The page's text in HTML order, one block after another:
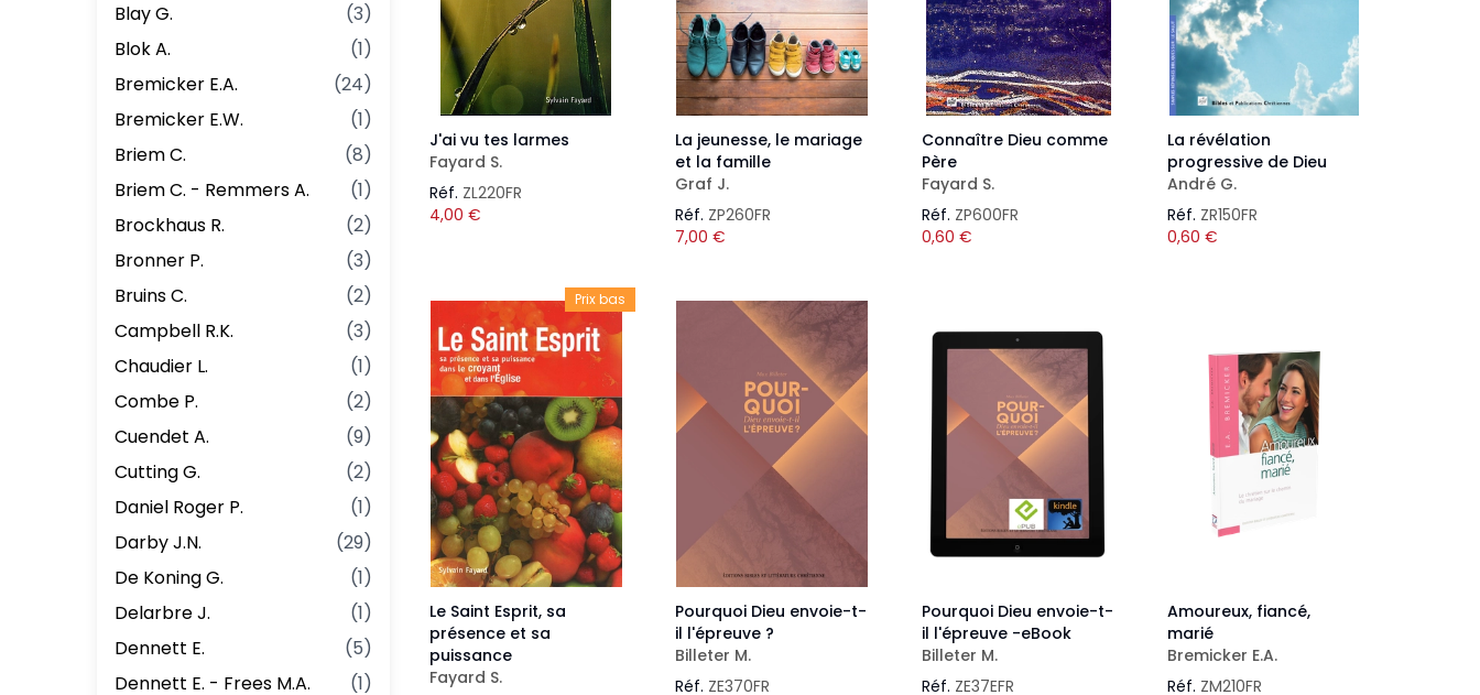
Blay G.
(3)
Blok A.
(1)
Bremicker E.A.
(24)
Bremicker E.W.
(1)
Briem C.
(8)
Briem C. - Remmers A.
(1)
Brockhaus R.
(2)
Bronner P.
(3)
Bruins C.
(2)
Campbell R.K.
(3)
Chaudier L.
(1)
Combe P.
(2)
Cuendet A.
(9)
Cutting G.
(2)
Daniel Roger P.
(1)
Darby J.N.
(29)
De Koning G.
(1)
Delarbre J.
(1)
Dennett E.
(5)
Dennett E. - Frees M.A.
(1)
J'ai vu tes larmes
Fayard S.
Réf. ZL220FR
4,00 €
La jeunesse, le mariage
et la famille
Graf J.
Réf. ZP260FR
7,00 €
Connaître Dieu comme
Père
Fayard S.
Réf. ZP600FR
0,60 €
La révélation
progressive de Dieu
André G.
Réf. ZR150FR
0,60 €
Prix bas
Le Saint Esprit, sa
présence et sa
puissance
Fayard S.
Pourquoi Dieu envoie-t-
il l'épreuve ?
Billeter M.
Réf. ZE370FR
Pourquoi Dieu envoie-t-
il l'épreuve -eBook
Billeter M.
Réf. ZE37EFR
Amoureux, fiancé,
marié
Bremicker E.A.
Réf. ZM210FR